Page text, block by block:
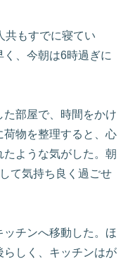
もすでに寝てい
、今朝は6時過ぎに
部屋で、時間をかけ
物を整理すると、心
ような気がした。朝
て気持ち良く過ごせ
チンへ移動した。ほ
らしく、キッチンはが